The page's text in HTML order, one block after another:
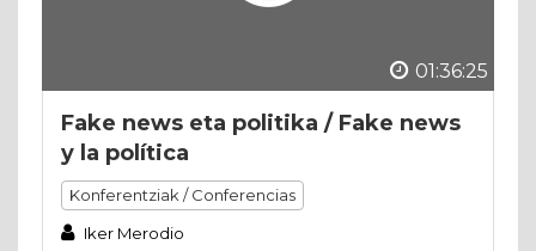
01:36:25
Fake news eta politika / Fake news
y la política
Konferentziak / Conferencias
Iker Merodio